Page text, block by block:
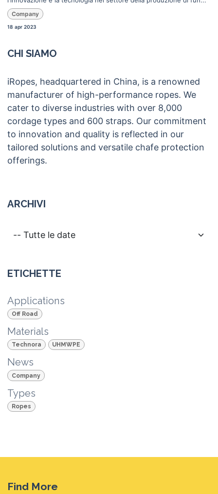
Company
18 apr 2023
CHI SIAMO
iRopes, headquartered in China, is a renowned
manufacturer of high-performance ropes. We
cater to diverse industries with over 8,000
cordage types and 600 straps. Our commitment
to innovation and quality is reflected in our
tailored solutions and versatile chafe protection
offerings.
ARCHIVI
ETICHETTE
Applications
Off Road
Materials
Technora UHMWPE
News
Company
Types
Ropes
Find More